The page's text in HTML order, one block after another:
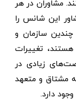
مشاوران در هر
این شانس را
چندین سازمان و
تغییرات
زیادی در
مشتاق و متعهد
دارد.